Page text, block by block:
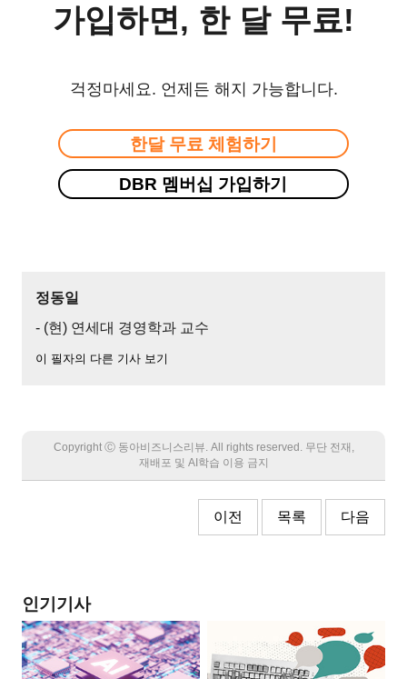
가입하면, 한 달 무료!
걱정마세요. 언제든 해지 가능합니다.
한달 무료 체험하기
DBR 멤버십 가입하기
정동일
- (현) 연세대 경영학과 교수
이 필자의 다른 기사 보기
Copyright Ⓒ 동아비즈니스리뷰. All rights reserved. 무단 전재,
재배포 및 AI학습 이용 금지
이전 목록 다음
인기기사